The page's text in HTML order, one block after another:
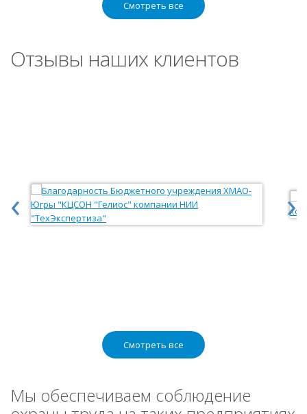
Смотреть все
Отзывы наших клиентов
‹ ›
Смотреть все
Мы обеспечиваем соблюдение